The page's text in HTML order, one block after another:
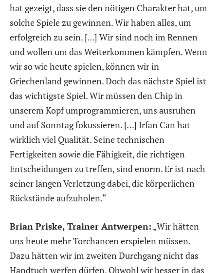
hat gezeigt, dass sie den nötigen Charakter hat, um
solche Spiele zu gewinnen. Wir haben alles, um
erfolgreich zu sein. […] Wir sind noch im Rennen
und wollen um das Weiterkommen kämpfen. Wenn
wir so wie heute spielen, können wir in
Griechenland gewinnen. Doch das nächste Spiel ist
das wichtigste Spiel. Wir müssen den Chip in
unserem Kopf umprogrammieren, uns ausruhen
und auf Sonntag fokussieren. […] Irfan Can hat
wirklich viel Qualität. Seine technischen
Fertigkeiten sowie die Fähigkeit, die richtigen
Entscheidungen zu treffen, sind enorm. Er ist nach
seiner langen Verletzung dabei, die körperlichen
Rückstände aufzuholen.“
Brian Priske, Trainer Antwerpen: „Wir hätten
uns heute mehr Torchancen erspielen müssen.
Dazu hätten wir im zweiten Durchgang nicht das
Handtuch werfen dürfen. Obwohl wir besser in das